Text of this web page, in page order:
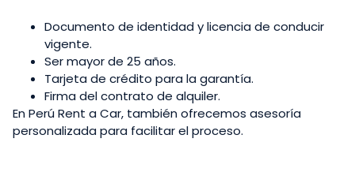
Documento de identidad y licencia de conducir
vigente.
Ser mayor de 25 años.
Tarjeta de crédito para la garantía.
Firma del contrato de alquiler.
En Perú Rent a Car, también ofrecemos asesoría
personalizada para facilitar el proceso.